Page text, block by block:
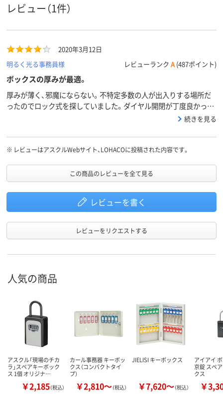
レビュー（1件）
2020年3月12日
明るく光る事務員様
レビューランク A (487ポイント)
ボックスの厚みが最適。
厚みが薄く、邪魔にならない。不特定多数の人が出入りする場所だ
ったのでロック式を探していました。ダイヤル開閉が丁度良かった
続きを見る
※ レビューはアスクルWebサイト、LOHACOに投稿された内容です。
この商品のレビューを全て見る
レビューを書く
レビューをリクエストする
人気の商品
アスクル「現場のチカ
ラ」スペアキーボック
ス 1個 オリジナ…
￥2,185（税込）
カール事務器 キーボッ
クス（コンパクトタイ
プ）
￥2,810～（税込）
JIELISI キーボックス
￥7,620～（税込）
アイアイ
京錠 スペ
クス
￥